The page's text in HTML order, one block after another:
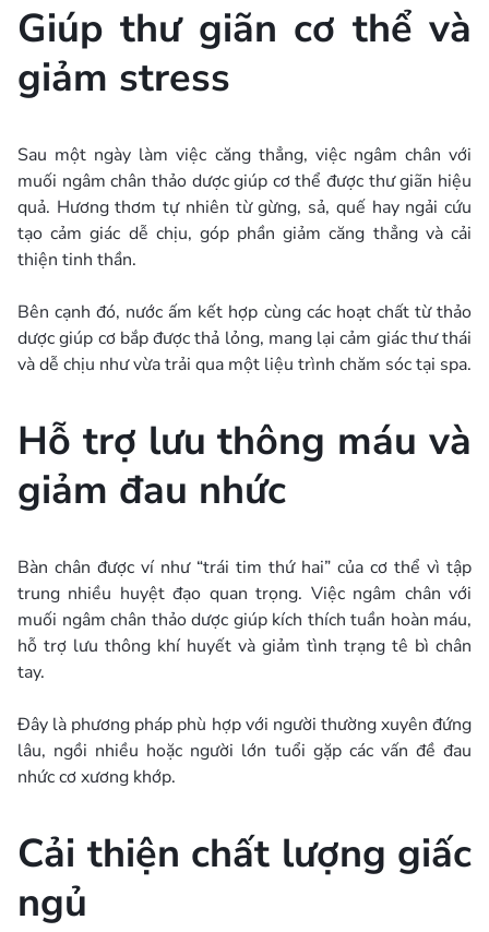
Giúp thư giãn cơ thể và
giảm stress
Sau một ngày làm việc căng thẳng, việc ngâm chân với
muối ngâm chân thảo dược giúp cơ thể được thư giãn hiệu
quả. Hương thơm tự nhiên từ gừng, sả, quế hay ngải cứu
tạo cảm giác dễ chịu, góp phần giảm căng thẳng và cải
thiện tinh thần.
Bên cạnh đó, nước ấm kết hợp cùng các hoạt chất từ thảo
dược giúp cơ bắp được thả lỏng, mang lại cảm giác thư thái
và dễ chịu như vừa trải qua một liệu trình chăm sóc tại spa.
Hỗ trợ lưu thông máu và
giảm đau nhức
Bàn chân được ví như “trái tim thứ hai” của cơ thể vì tập
trung nhiều huyệt đạo quan trọng. Việc ngâm chân với
muối ngâm chân thảo dược giúp kích thích tuần hoàn máu,
hỗ trợ lưu thông khí huyết và giảm tình trạng tê bì chân
tay.
Đây là phương pháp phù hợp với người thường xuyên đứng
lâu, ngồi nhiều hoặc người lớn tuổi gặp các vấn đề đau
nhức cơ xương khớp.
Cải thiện chất lượng giấc
ngủ